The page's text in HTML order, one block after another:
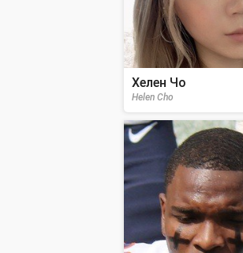
Хелен Чо
Helen Cho